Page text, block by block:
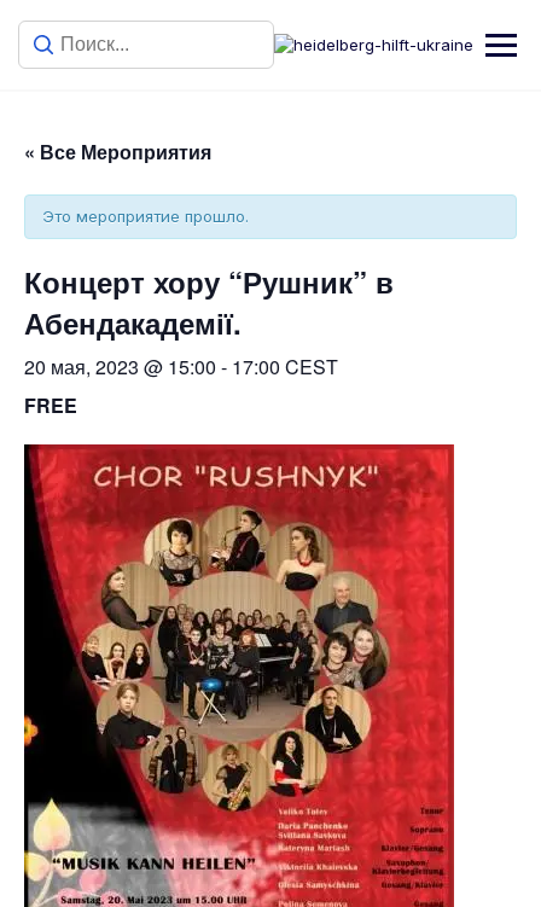
« Все Мероприятия
Это мероприятие прошло.
Концерт хору “Рушник” в
Абендакадемії.
20 мая, 2023 @ 15:00 - 17:00 CEST
FREE